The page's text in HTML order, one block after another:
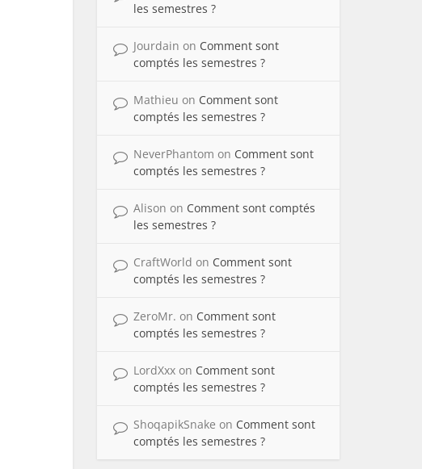
les semestres ?
Jourdain on Comment sont
comptés les semestres ?
Mathieu on Comment sont
comptés les semestres ?
NeverPhantom on Comment sont
comptés les semestres ?
Alison on Comment sont comptés
les semestres ?
CraftWorld on Comment sont
comptés les semestres ?
ZeroMr. on Comment sont
comptés les semestres ?
LordXxx on Comment sont
comptés les semestres ?
ShoqapikSnake on Comment sont
comptés les semestres ?